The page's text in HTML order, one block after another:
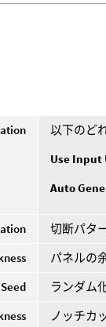
以下のど
Use Input
Auto
切断パタ
パネルの
ランダム
ノッチカ